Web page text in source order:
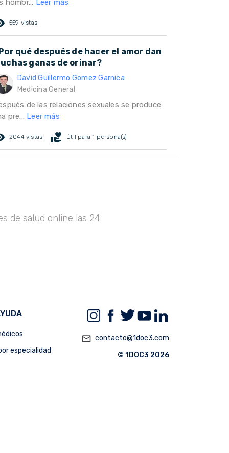
hombr... Leer más
559 vistas
qué después de hacer el amor dan
ganas de orinar?
David Guillermo Gomez Garnica
Medicina General
de las relaciones sexuales se produce
pre... Leer más
2044 vistas volunteer_activism Útil para 1 persona(s)
de salud online las 24
especialidad
mail_outline contacto@1doc3.com
© 1DOC3 2026